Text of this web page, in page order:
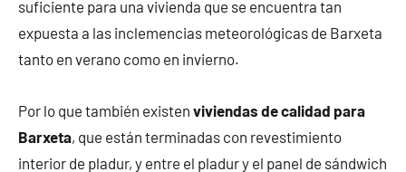
suficiente para una vivienda que se encuentra tan
expuesta a las inclemencias meteorológicas de Barxeta
tanto en verano como en invierno.
Por lo que también existen viviendas de calidad para
Barxeta, que están terminadas con revestimiento
interior de pladur, y entre el pladur y el panel de sándwich